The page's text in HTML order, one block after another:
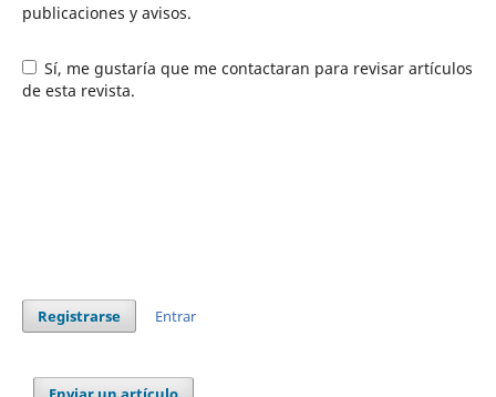
publicaciones y avisos.
Sí, me gustaría que me contactaran para revisar artículos
de esta revista.
Registrarse Entrar